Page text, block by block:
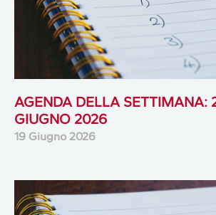
AGENDA DELLA SETTIMANA:
GIUGNO 2026
19 Giugno 2026